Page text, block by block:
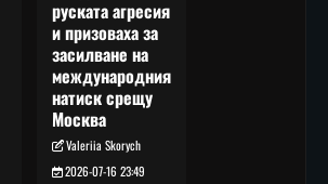
руската агресия
и призоваха за
засилване на
международния
натиск срещу
Москва
Valeriia Skorych
2026-07-16 23:49